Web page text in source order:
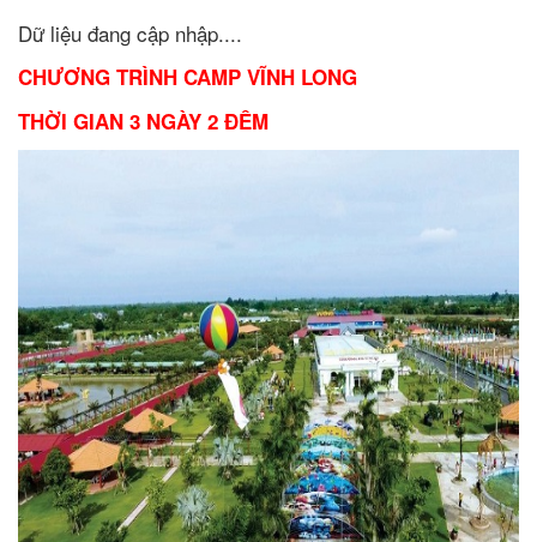
Dữ liệu đang cập nhập....
CHƯƠNG TRÌNH CAMP VĨNH LONG
THỜI GIAN 3 NGÀY 2 ĐÊM